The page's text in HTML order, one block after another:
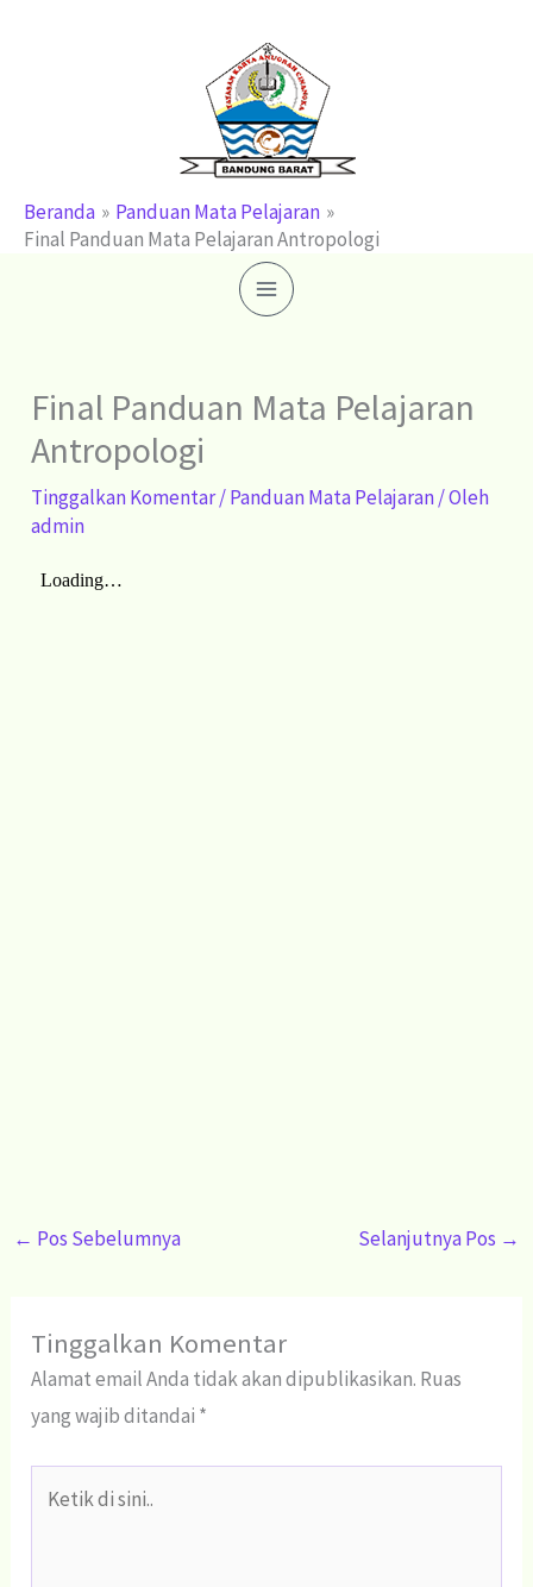
Beranda
Panduan Mata Pelajaran
Final Panduan Mata Pelajaran Antropologi
Final Panduan Mata Pelajaran
Antropologi
Tinggalkan Komentar/Panduan Mata Pelajaran/ Oleh
admin
← Pos Sebelumnya Selanjutnya Pos →
Tinggalkan Komentar
Alamat email Anda tidak akan dipublikasikan. Ruas
yang wajib ditandai *